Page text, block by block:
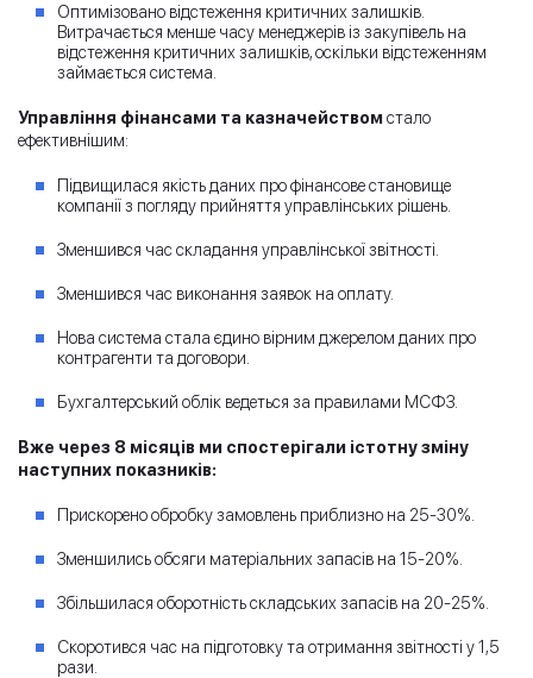
Оптимізовано відстеження критичних залишків.
Витрачається менше часу менеджерів із закупівель на
відстеження критичних залишків, оскільки відстеженням
займається система.
Управління фінансами та казначейством стало
ефективнішим:
Підвищилася якість даних про фінансове становище
компанії з погляду прийняття управлінських рішень.
Зменшився час складання управлінської звітності.
Зменшився час виконання заявок на оплату.
Нова система стала єдино вірним джерелом даних про
контрагенти та договори.
Бухгалтерський облік ведеться за правилами МСФЗ.
Вже через 8 місяців ми спостерігали істотну зміну
наступних показників:
Прискорено обробку замовлень приблизно на 25-30%.
Зменшились обсяги матеріальних запасів на 15-20%.
Збільшилася оборотність складських запасів на 20-25%.
Скоротився час на підготовку та отримання звітності у 1,5
рази.